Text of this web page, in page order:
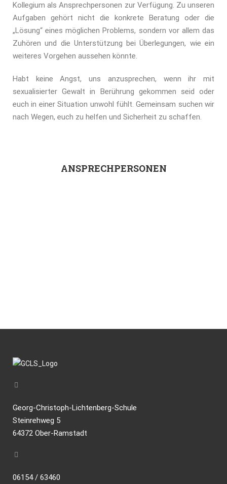
Kollegium als Ansprechpersonen zur Verfügung. Zu unseren
Aufgaben gehört nicht die konkrete Beratung oder die
„Lösung“ eines möglichen Problems, sondern vor allem das
Zuhören und die Unterstützung bei Überlegungen, wie ein
weiteres Vorgehen aussehen könnte.
Habt keine Angst, uns anzusprechen, wenn ihr mit
sexualisierter Gewalt in Berührung gekommen seid oder
euch in einer Situation unwohl fühlt. Gemeinsam suchen wir
nach Wegen, euch zu helfen und Sicherheit zu schaffen.
ANSPRECHPERSONEN
Georg-Christoph-Lichtenberg-Schule
Steinrehweg 5
64372 Ober-Ramstadt
06154 / 63460